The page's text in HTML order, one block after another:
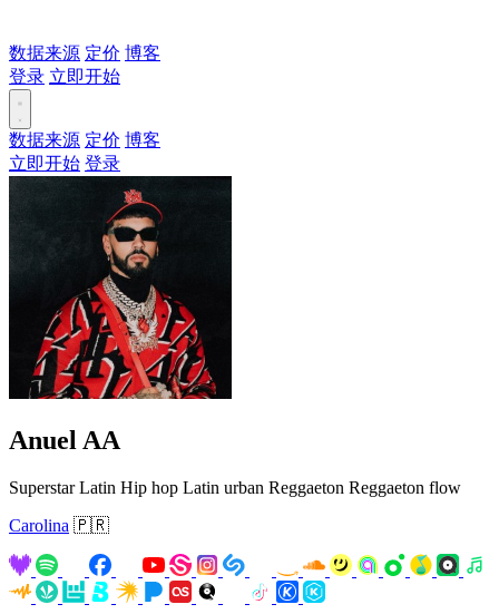
数据来源 定价 博客
登录 立即开始
数据来源 定价 博客
立即开始 登录
Anuel AA
Superstar Latin Hip hop Latin urban Reggaeton Reggaeton flow
Carolina 🇵🇷